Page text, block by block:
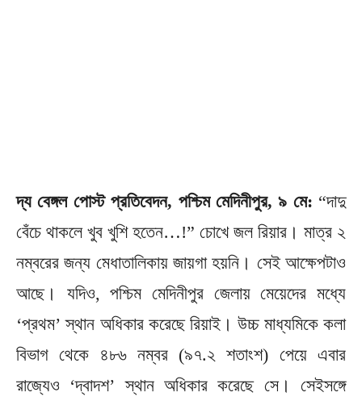
দ্য বেঙ্গল পোস্ট প্রতিবেদন, পশ্চিম মেদিনীপুর, ৯ মে: “দাদু
বেঁচে থাকলে খুব খুশি হতেন…!” চোখে জল রিয়ার। মাত্র ২
নম্বরের জন্য মেধাতালিকায় জায়গা হয়নি। সেই আক্ষেপটাও
আছে। যদিও, পশ্চিম মেদিনীপুর জেলায় মেয়েদের মধ্যে
‘প্রথম’ স্থান অধিকার করেছে রিয়াই। উচ্চ মাধ্যমিকে কলা
বিভাগ থেকে ৪৮৬ নম্বর (৯৭.২ শতাংশ) পেয়ে এবার
রাজ্যেও ‘দ্বাদশ’ স্থান অধিকার করেছে সে। সেইসঙ্গে